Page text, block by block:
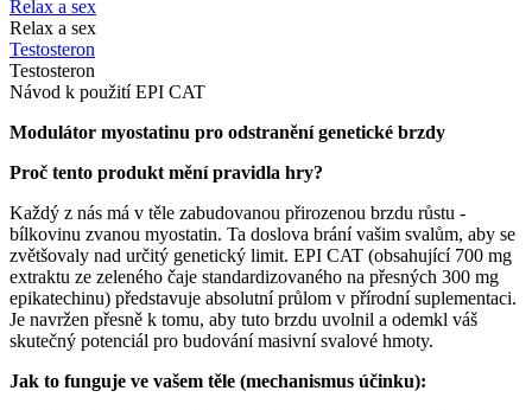
Relax a sex
Relax a sex
Testosteron
Testosteron
Návod k použití EPI CAT
Modulátor myostatinu pro odstranění genetické brzdy
Proč tento produkt mění pravidla hry?
Každý z nás má v těle zabudovanou přirozenou brzdu růstu -
bílkovinu zvanou myostatin. Ta doslova brání vašim svalům, aby se
zvětšovaly nad určitý genetický limit. EPI CAT (obsahující 700 mg
extraktu ze zeleného čaje standardizovaného na přesných 300 mg
epikatechinu) představuje absolutní průlom v přírodní suplementaci.
Je navržen přesně k tomu, aby tuto brzdu uvolnil a odemkl váš
skutečný potenciál pro budování masivní svalové hmoty.
Jak to funguje ve vašem těle (mechanismus účinku):